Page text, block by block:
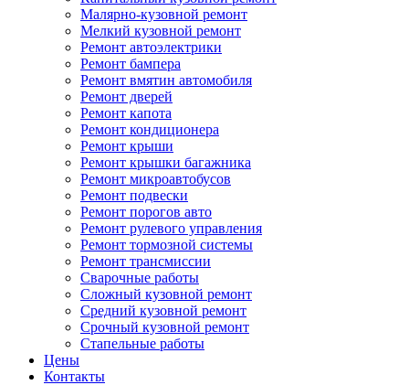
Малярно-кузовной ремонт
Мелкий кузовной ремонт
Ремонт автоэлектрики
Ремонт бампера
Ремонт вмятин автомобиля
Ремонт дверей
Ремонт капота
Ремонт кондиционера
Ремонт крыши
Ремонт крышки багажника
Ремонт микроавтобусов
Ремонт подвески
Ремонт порогов авто
Ремонт рулевого управления
Ремонт тормозной системы
Ремонт трансмиссии
Сварочные работы
Сложный кузовной ремонт
Средний кузовной ремонт
Срочный кузовной ремонт
Стапельные работы
Цены
Контакты